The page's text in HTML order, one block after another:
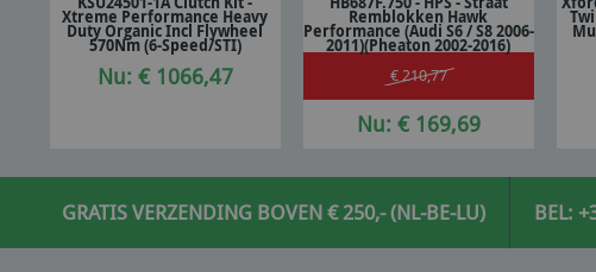
In winkelwagen
Xtreme Performance Heavy
Duty Organic Incl Flywheel
570Nm (6-Speed/STI)
Nu: € 1066,47
In winkelwagen
Remblokken Hawk
Performance (Audi S6 / S8 2006-
2011)(Pheaton 2002-2016)
€ 210,77
Nu: € 169,69
GRATIS VERZENDING BOVEN € 250,- (NL-BE-LU) BEL: